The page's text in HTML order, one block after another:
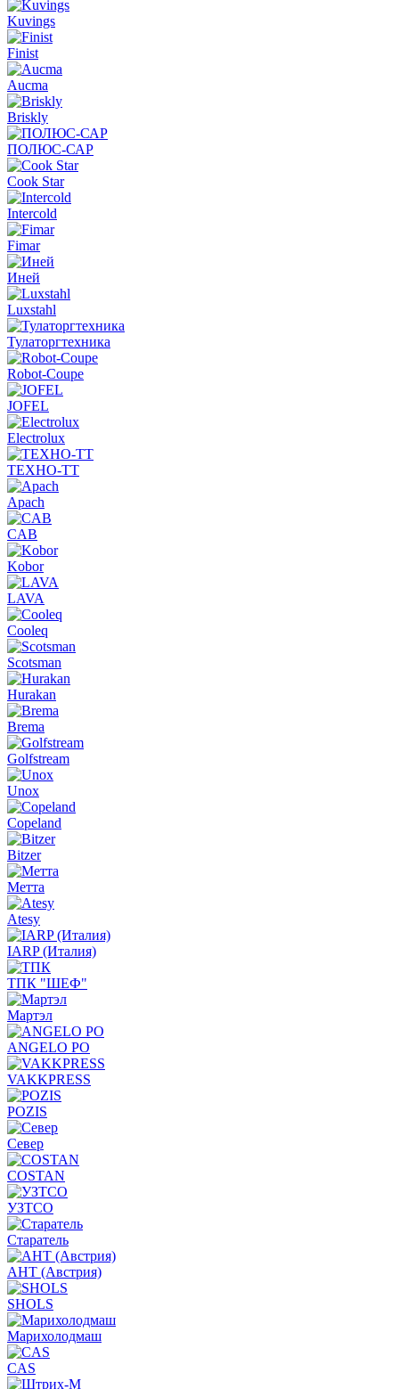
Kuvings
Finist
Aucma
Briskly
ПОЛЮС-САР
Cook Star
Intercold
Fimar
Иней
Luxstahl
Тулаторгтехника
Robot-Coupe
JOFEL
Electrolux
ТЕХНО-ТТ
Apach
CAB
Kobor
LAVA
Cooleq
Scotsman
Hurakan
Brema
Golfstream
Unox
Copeland
Bitzer
Метта
Atesy
IARP (Италия)
ТПК "ШЕФ"
Мартэл
ANGELO PO
VAKKPRESS
POZIS
Север
COSTAN
УЗТСО
Старатель
АНТ (Австрия)
SHOLS
Марихолодмаш
CAS